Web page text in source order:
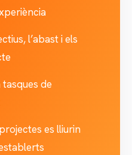
l’abast i els
de
es lliurin